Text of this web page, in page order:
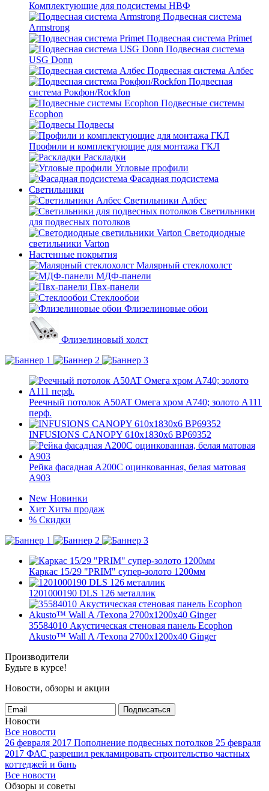
Комплектующие для подсистемы НВФ
Подвесная система
Armstrong
Подвесная система Primet
Подвесная система
USG Donn
Подвесная система Албес
Подвесная
система Рокфон/Rockfon
Подвесные системы
Ecophon
Подвесы
Профили и комплектующие для монтажа ГКЛ
Раскладки
Угловые профили
Фасадная подсистема
Светильники
Светильники Албес
Светильники
для подвесных потолков
Светодиодные
светильники Varton
Настенные покрытия
Малярный стеклохолст
МДФ-панели
Пвх-панели
Стеклообои
Флизелиновые обои
Флизелиновый холст
Реечный потолок A50AT Омега хром А740; золото А111
перф.
INFUSIONS CANOPY 610x1830x6 BP69352
Рейка фасадная А200С оцинкованная, белая матовая
А903
New Новинки
Хит Хиты продаж
% Скидки
Каркас 15/29 "PRIM" супер-золото 1200мм
1201000190 DLS 126 металлик
35584010 Акустическая стеновая панель Ecophon
Akusto™ Wall A /Texona 2700x1200x40 Ginger
Производители
Будьте в курсе!
Новости, обзоры и акции
Подписаться
Новости
Все новости
26 февраля 2017 Пополнение подвесных потолков 25 февраля
2017 ФАС разрешил рекламировать строительство частных
коттеджей и бань
Все новости
Обзоры и советы